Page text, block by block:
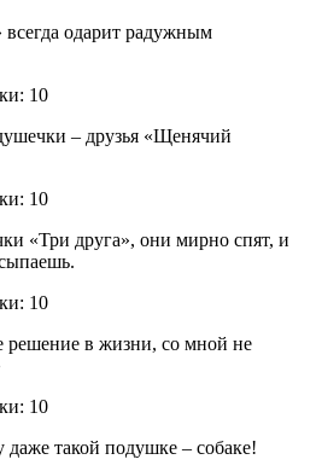
одарит радужным
– друзья «Щенячий
«Три друга», они мирно спят, и
решение в жизни, со мной не
даже такой подушке – собаке!